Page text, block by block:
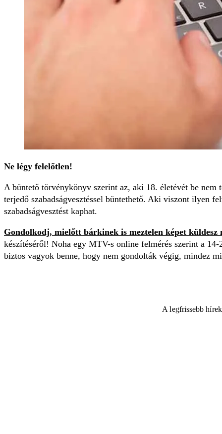
Ne légy felelőtlen!
A büntető törvénykönyv szerint az, aki 18. életévét be
terjedő szabadságvesztéssel büntethető. Aki viszont ilyen
szabadságvesztést kaphat.
Gondolkodj, mielőtt bárkinek is meztelen képet küldesz
készítéséről! Noha egy MTV-s online felmérés szerint a
biztos vagyok benne, hogy nem gondolták végig, mindez
A legfrissebb